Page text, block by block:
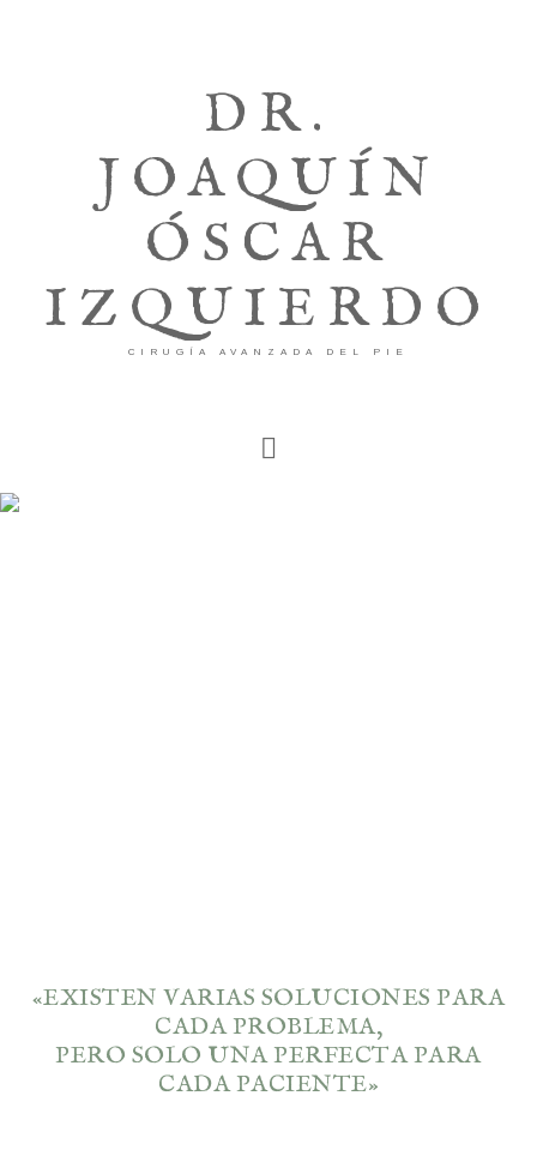
DR.
JOAQUÍN
ÓSCAR
IZQUIERDO
CIRUGÍA AVANZADA DEL PIE
«EXISTEN VARIAS SOLUCIONES PARA
CADA PROBLEMA,
PERO SOLO UNA PERFECTA PARA
CADA PACIENTE»